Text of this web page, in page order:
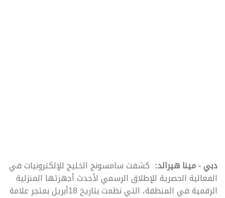
دبي - مينا هيرالد:
كشفت سامسونج الخليج للإلكترونيات في
الفعالية الحصرية للإطلاق الرسمي لأحدث أجهزتها المنزلية
الرقمية في المنطقة، التي نظمت بتاريخ 18أبريل بمتجر علامة